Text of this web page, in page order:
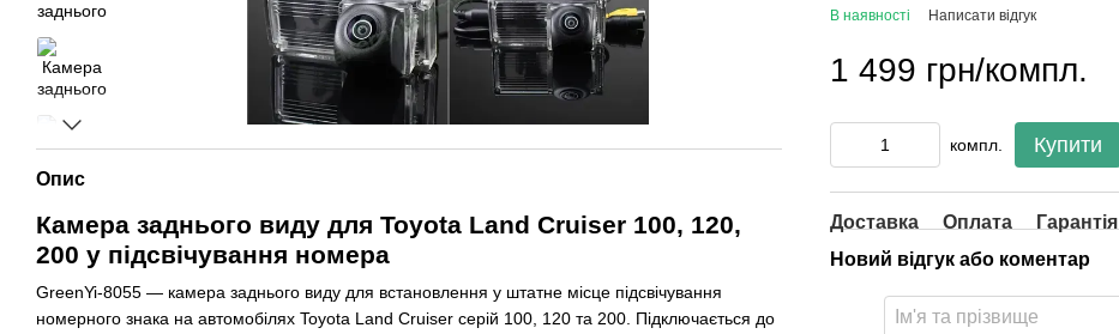
Опис
Камера заднього виду для Toyota Land Cruiser 100, 120,
200 у підсвічування номера
GreenYi-8055 — камера заднього виду для встановлення у штатне місце підсвічування
номерного знака на автомобілях Toyota Land Cruiser серій 100, 120 та 200. Підключається до
В наявності Написати відгук
1 499 грн/компл.
компл. Купити
Доставка Оплата Гарантія
Новий відгук або коментар